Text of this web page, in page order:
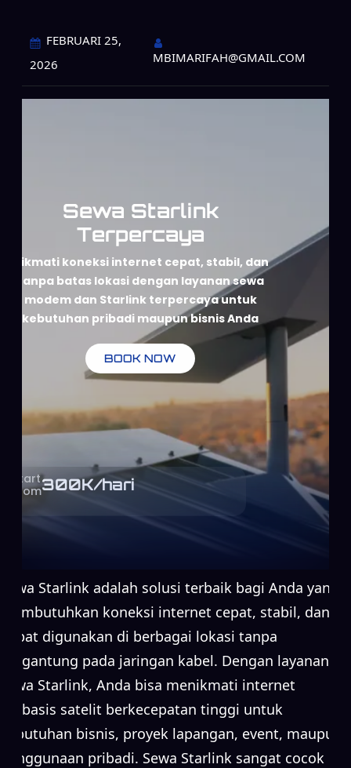
FEBRUARI 25,
2026
MBIMARIFAH@GMAIL.COM
Sewa Starlink
Terpercaya
Nikmati koneksi internet cepat, stabil, dan
tanpa batas lokasi dengan layanan sewa
modem dan Starlink terpercaya untuk
kebutuhan pribadi maupun bisnis Anda
BOOK NOW
Start
From300K/hari
Sewa Starlink adalah solusi terbaik bagi Anda yang
membutuhkan koneksi internet cepat, stabil, dan
dapat digunakan di berbagai lokasi tanpa
bergantung pada jaringan kabel. Dengan layanan
sewa Starlink, Anda bisa menikmati internet
berbasis satelit berkecepatan tinggi untuk
kebutuhan bisnis, proyek lapangan, event, maupun
penggunaan pribadi. Sewa Starlink sangat cocok